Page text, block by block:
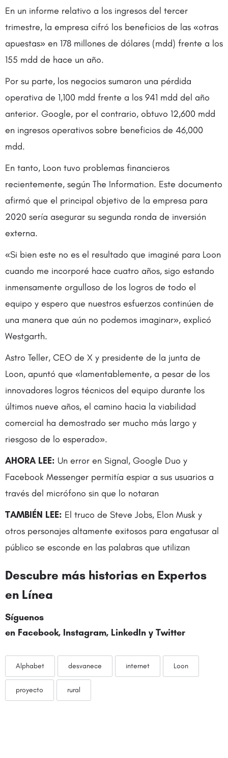
En un informe relativo a los ingresos del tercer
trimestre, la empresa cifró los beneficios de las «otras
apuestas» en 178 millones de dólares (mdd) frente a los
155 mdd de hace un año.
Por su parte, los negocios sumaron una pérdida
operativa de 1,100 mdd frente a los 941 mdd del año
anterior. Google, por el contrario, obtuvo 12,600 mdd
en ingresos operativos sobre beneficios de 46,000
mdd.
En tanto, Loon tuvo problemas financieros
recientemente, según The Information. Este documento
afirmó que el principal objetivo de la empresa para
2020 sería asegurar su segunda ronda de inversión
externa.
«Si bien este no es el resultado que imaginé para Loon
cuando me incorporé hace cuatro años, sigo estando
inmensamente orgulloso de los logros de todo el
equipo y espero que nuestros esfuerzos continúen de
una manera que aún no podemos imaginar», explicó
Westgarth.
Astro Teller, CEO de X y presidente de la junta de
Loon, apuntó que «lamentablemente, a pesar de los
innovadores logros técnicos del equipo durante los
últimos nueve años, el camino hacia la viabilidad
comercial ha demostrado ser mucho más largo y
riesgoso de lo esperado».
AHORA LEE: Un error en Signal, Google Duo y
Facebook Messenger permitía espiar a sus usuarios a
través del micrófono sin que lo notaran
TAMBIÉN LEE: El truco de Steve Jobs, Elon Musk y
otros personajes altamente exitosos para engatusar al
público se esconde en las palabras que utilizan
Descubre más historias en Expertos
en Línea
Síguenos
en Facebook, Instagram, LinkedIn y Twitter
Alphabet desvanece internet Loon
proyecto rural